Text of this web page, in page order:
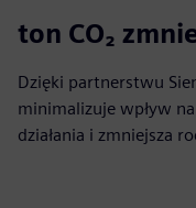
> 1000
ton CO₂
Dzięki partnerstwu
minimalizuje wpływ
działania i zmniejsza